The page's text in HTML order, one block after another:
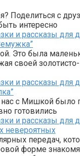
Поделиться с
интересно
и рассказы для
Это была
своей
и рассказы для
нас с Мишкой
готовились
и рассказы для
невероятных
передач,
форме